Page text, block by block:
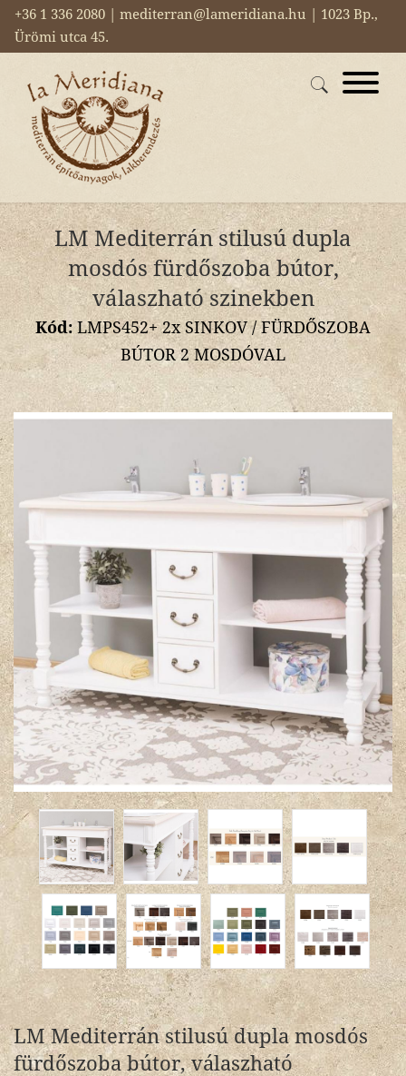
+36 1 336 2080 | mediterran@lameridiana.hu | 1023 Bp.,
Ürömi utca 45.
LM Mediterrán stilusú dupla
mosdós fürdőszoba bútor,
válaszható szinekben
Kód: LMPS452+ 2x SINKOV / FÜRDŐSZOBA
BÚTOR 2 MOSDÓVAL
LM Mediterrán stilusú dupla mosdós
fürdőszoba bútor, válaszható